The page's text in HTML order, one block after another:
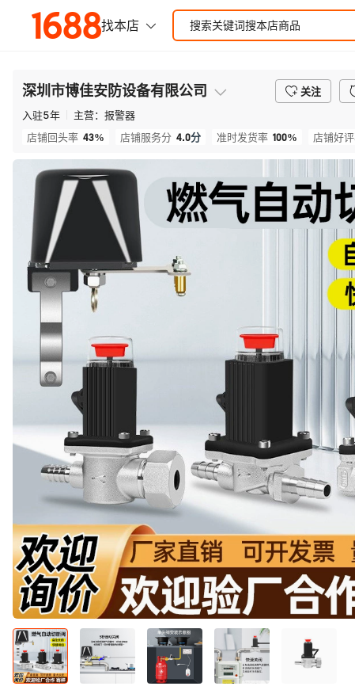
深圳市博佳安防设备有限公司 关注
入驻5年 主营： 报警器
店铺回头率 43% 店铺服务分 4.0分 准时发货率 100% 店铺好